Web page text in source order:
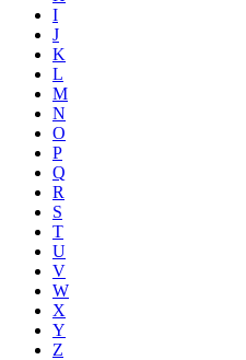
I
J
K
L
M
N
O
P
Q
R
S
T
U
V
W
X
Y
Z